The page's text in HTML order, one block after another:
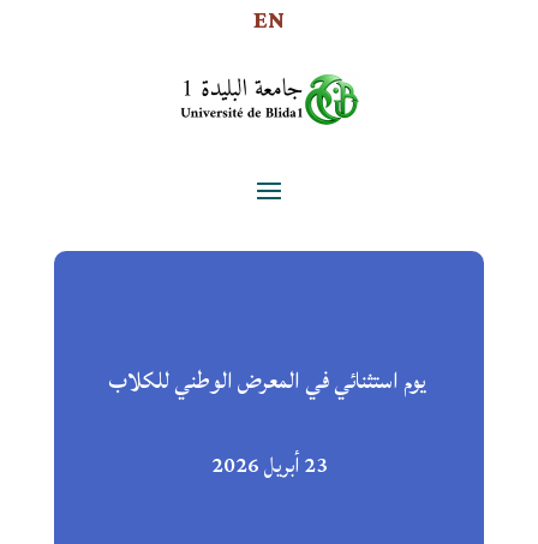
EN
يوم استثنائي في المعرض الوطني للكلاب
23 أبريل 2026